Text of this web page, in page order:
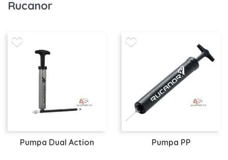
Rucanor
Pumpa Dual Action Pumpa PP